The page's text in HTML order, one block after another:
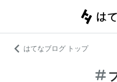
はてなブログ トップ